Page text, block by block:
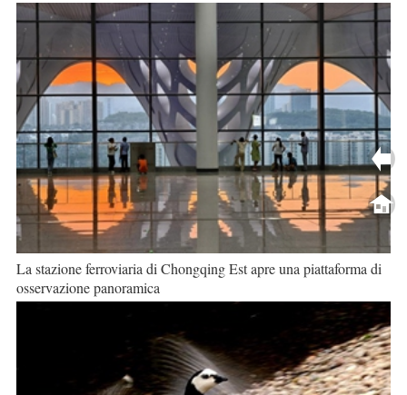
La stazione ferroviaria di Chongqing Est apre una piattaforma di
osservazione panoramica